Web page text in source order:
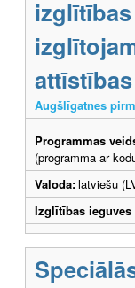
Augšlīgatnes
Programmas
(programma ar
Valoda:latviešu
Izglītības ieguves